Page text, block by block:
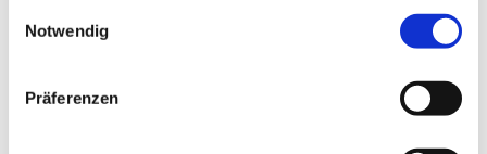
Notwendig
Präferenzen